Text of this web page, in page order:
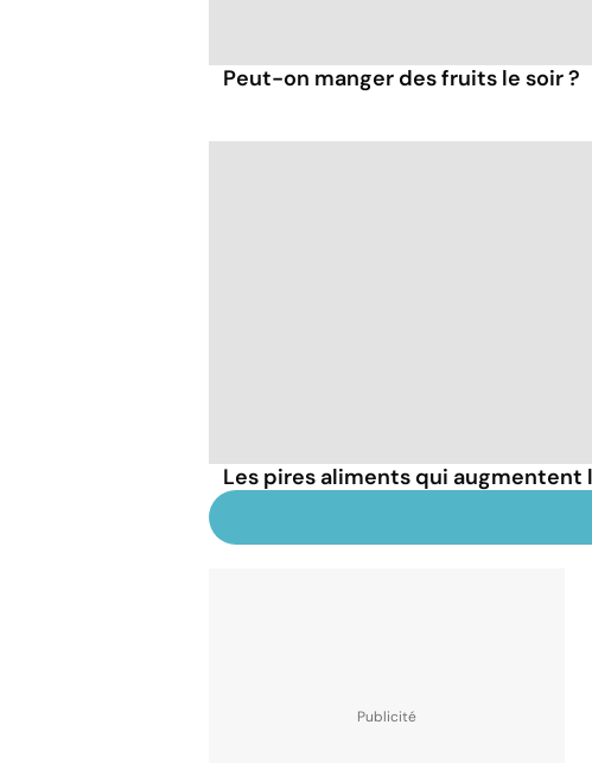
Peut-on manger des fruits le soir ?
Les pires aliments qui augmentent